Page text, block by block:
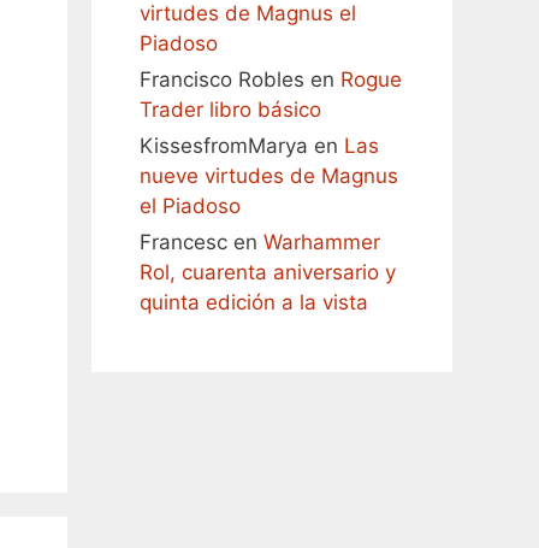
virtudes de Magnus el
Piadoso
Francisco Robles en Rogue
Trader libro básico
KissesfromMarya en Las
nueve virtudes de Magnus
el Piadoso
Francesc en Warhammer
Rol, cuarenta aniversario y
quinta edición a la vista